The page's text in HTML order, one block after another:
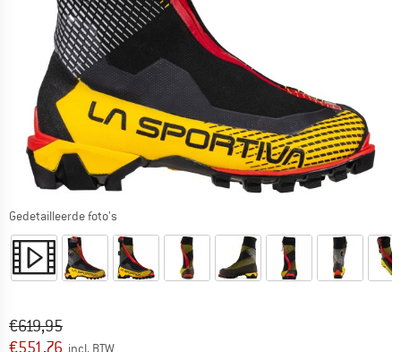
Gedetailleerde foto's
Oorspronkelijke prijs :
€619,95
Prijs:
€551,76 incl. BTW